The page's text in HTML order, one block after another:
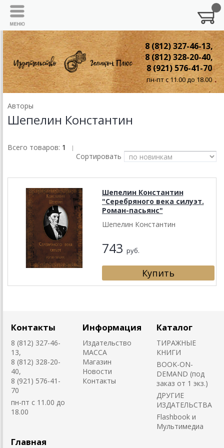
8 (812) 327-46-13,
8 (812) 328-20-40,
8 (921) 576-41-70
пн-пт с 11.00 до 18.00
Авторы
Шепелин Константин
Всего товаров: 1 |
Сортировать
Шепелин Константин
"Серебряного века силуэт.
Роман-пасьянс"
Шепелин Константин
743 руб.
Контакты
8 (812) 327-46-
13,
8 (812) 328-20-
40,
8 (921) 576-41-
70
пн-пт с 11.00 до
18.00
Информация
Издательство
MACCA
Магазин
Новости
Контакты
Каталог
ТИРАЖНЫЕ
КНИГИ
BOOK-ON-
DEMAND (под
заказ от 1 экз.)
ДРУГИЕ
ИЗДАТЕЛЬСТВА
Flashbook и
Мультимедиа
Главная